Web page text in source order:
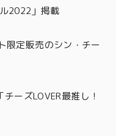
2022」掲載
限定販売のシン・チー
ーズLOVER最推し！